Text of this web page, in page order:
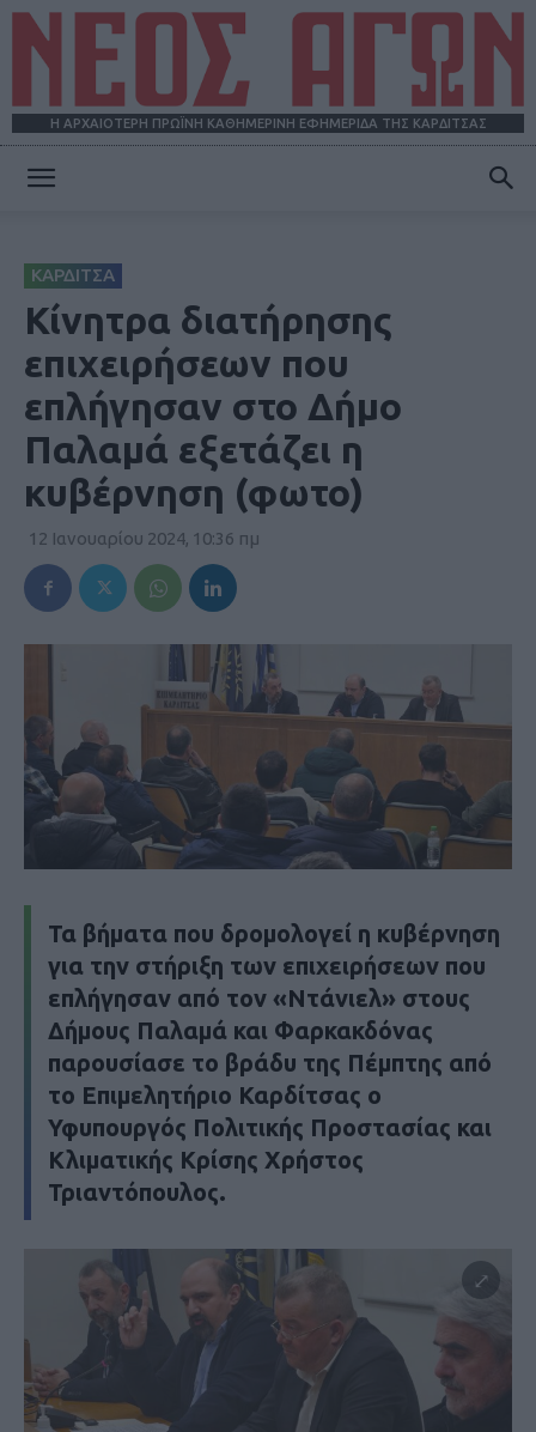
Η ΑΡΧΑΙΟΤΕΡΗ ΠΡΩΪΝΗ ΚΑΘΗΜΕΡΙΝΗ ΕΦΗΜΕΡΙΔΑ ΤΗΣ ΚΑΡΔΙΤΣΑΣ
ΚΑΡΔΙΤΣΑ
Κίνητρα διατήρησης
επιχειρήσεων που
επλήγησαν στο Δήμο
Παλαμά εξετάζει η
κυβέρνηση (φωτο)
12 Ιανουαρίου 2024, 10:36 πμ
Τα βήματα που δρομολογεί η κυβέρνηση
για την στήριξη των επιχειρήσεων που
επλήγησαν από τον «Ντάνιελ» στους
Δήμους Παλαμά και Φαρκακδόνας
παρουσίασε το βράδυ της Πέμπτης από
το Επιμελητήριο Καρδίτσας ο
Υφυπουργός Πολιτικής Προστασίας και
Κλιματικής Κρίσης Χρήστος
Τριαντόπουλος.